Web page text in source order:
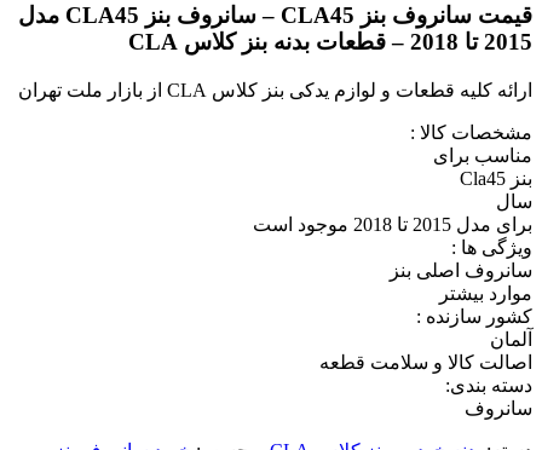
قیمت سانروف بنز CLA45 – سانروف بنز CLA45 مدل
2015 تا 2018 – قطعات بدنه بنز کلاس CLA
ارائه کلیه قطعات و لوازم یدکی بنز کلاس CLA از بازار ملت تهران
مشخصات کالا :
مناسب برای
بنز Cla45
سال
برای مدل 2015 تا 2018 موجود است
ویژگی ها :
سانروف اصلی بنز
موارد بیشتر
کشور سازنده :
آلمان
اصالت کالا و سلامت قطعه
دسته بندی:
سانروف